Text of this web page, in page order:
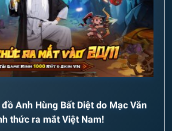
Anh Hùng Bất Diệt do Mạc Văn
thức ra mắt Việt Nam!